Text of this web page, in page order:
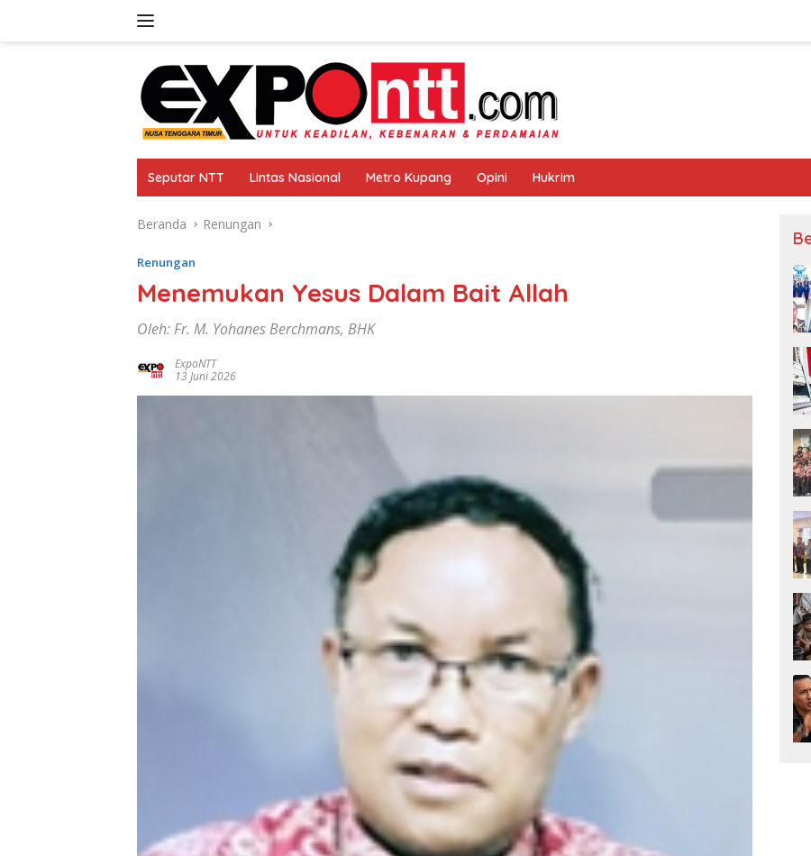
Seputar NTT Lintas Nasional Metro Kupang Opini Hukrim
Beranda Renungan
Renungan
Menemukan Yesus Dalam Bait Allah
Oleh: Fr. M. Yohanes Berchmans, BHK
ExpoNTT
13 Juni 2026